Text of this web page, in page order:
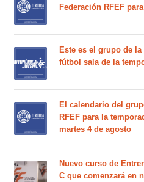
Federación RFEF
Este es el grupo de
fútbol sala de la
El calendario del
RFEF para la
martes 4 de agosto
Nuevo curso de
C que comenzará en